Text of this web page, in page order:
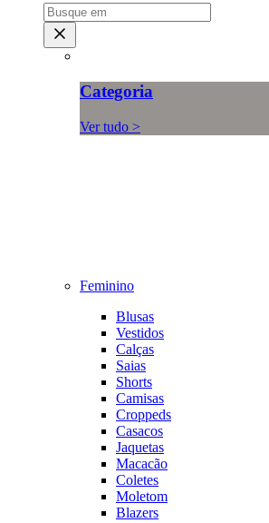
Categoria
Ver tudo >
Feminino
Blusas
Vestidos
Calças
Saias
Shorts
Camisas
Croppeds
Casacos
Jaquetas
Macacão
Coletes
Moletom
Blazers